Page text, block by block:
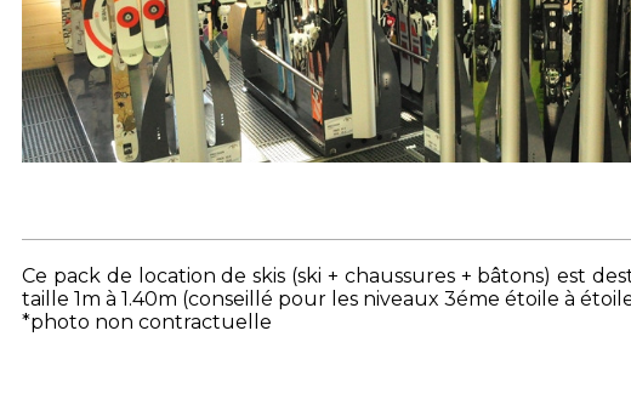
Ce pack de location de skis (ski + chaussures + bâtons) est
taille 1m à 1.40m (conseillé pour les niveaux 3éme étoile à
*photo non contractuelle